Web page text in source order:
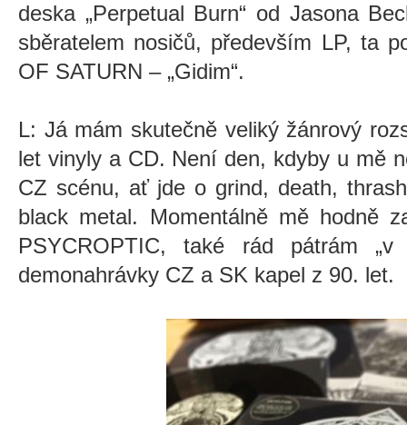
deska „Perpetual Burn“ od Jasona
sběratelem nosičů, především LP, ta
OF SATURN – „Gidim“.
L: Já mám skutečně veliký žánrový
let vinyly a CD. Není den, kdyby u mě
CZ scénu, ať jde o grind, death,
black metal. Momentálně mě hodně
PSYCROPTIC, také rád pátrám
demonahrávky CZ a SK kapel z 90. let.